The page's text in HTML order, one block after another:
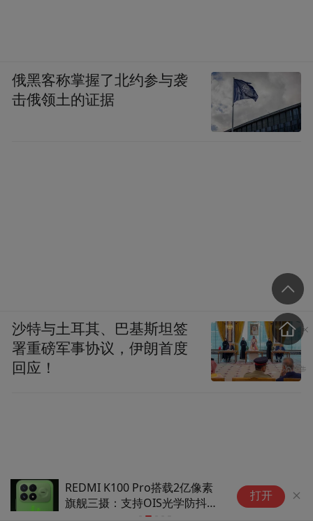
REDMI K100 Pro搭载2亿像素
旗舰三摄：支持OIS光学防抖、
打开
俄黑客称掌握了北约参与袭
击俄领土的证据
沙特与土耳其、巴基斯坦签
署重磅军事协议，伊朗首度
回应！